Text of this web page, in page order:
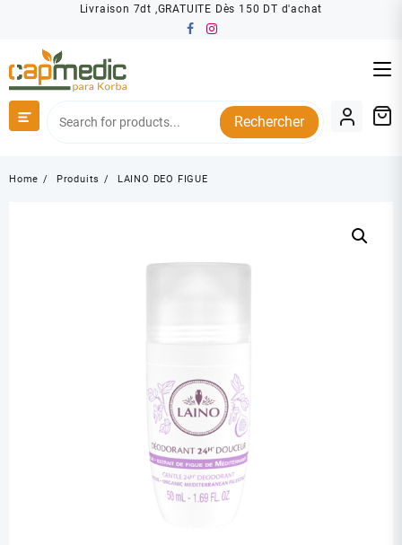
Livraison 7dt ,GRATUITE Dès 150 DT d'achat
Rechercher
Home Produits LAINO DEO FIGUE